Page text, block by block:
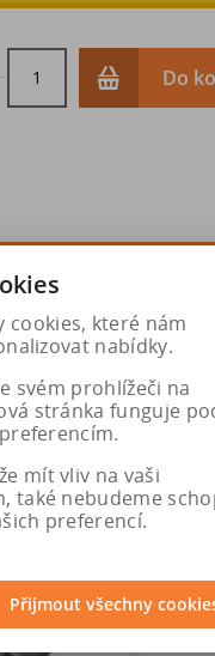
Do
cookies, které nám
nabídky.
svém prohlížeči na
stránka funguje
mít vliv na vaši
také nebudeme
preferencí.
Přijmout všechny